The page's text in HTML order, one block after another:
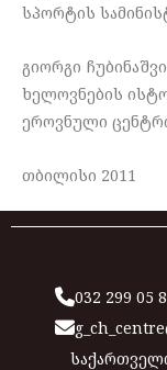
სპორტის
გიორგი
ხელოვნების
ეროვნული
თბილისი 2011
032 299 05